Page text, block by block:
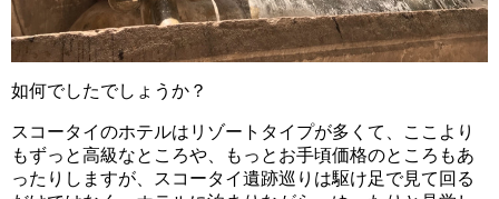
如何でしたでしょうか？
スコータイのホテルはリゾートタイプが多くて、ここより
もずっと高級なところや、もっとお手頃価格のところもあ
ったりしますが、スコータイ遺跡巡りは駆け足で見て回る